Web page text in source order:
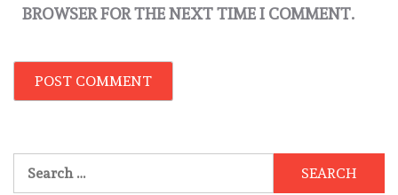
BROWSER FOR THE NEXT TIME I COMMENT.
for: